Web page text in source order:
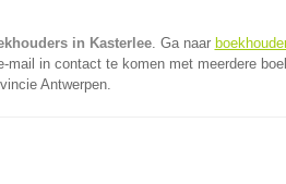
in Kasterlee. Ga naar
mail in contact te komen met meerdere
Antwerpen.